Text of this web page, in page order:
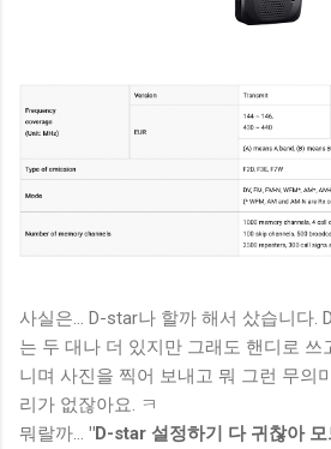
사실은... D-star나 할까 해서 샀습니다.
는 두 대나 더 있지만 그래도 핸디로 쓰
니며 사진을 찍어 보내고 뭐 그런 무의
리가 없잖아요. ㅋ
뭐랄까... "D-star 설정하기 다 귀찮아 모